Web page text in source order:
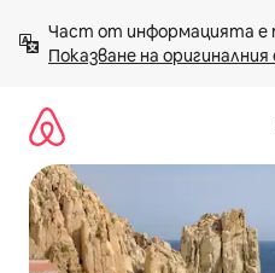
към
съдържанието
Показване на оригиналния